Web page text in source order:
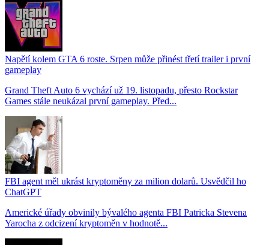
Napětí kolem GTA 6 roste. Srpen může přinést třetí trailer i první
gameplay
Grand Theft Auto 6 vychází už 19. listopadu, přesto Rockstar
Games stále neukázal první gameplay. Před...
FBI agent měl ukrást kryptoměny za milion dolarů. Usvědčil ho
ChatGPT
Americké úřady obvinily bývalého agenta FBI Patricka Stevena
Yarocha z odcizení kryptoměn v hodnotě...